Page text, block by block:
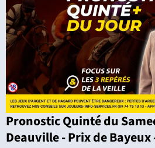
Pronostic Quinté du
Deauville - Prix de Bayeux